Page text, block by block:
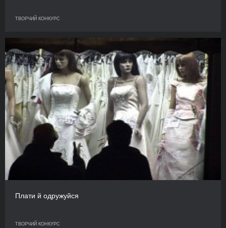
ТВОРЧИЙ КОНКУРС
Плати й одружуйся
ТВОРЧИЙ КОНКУРС